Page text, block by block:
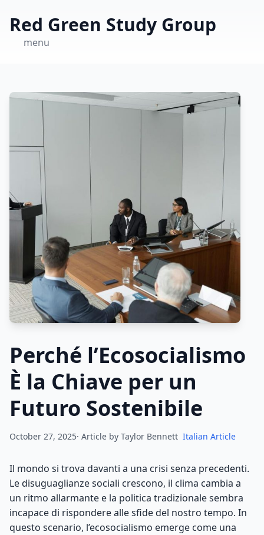
Red Green Study Group
menu
Perché l’Ecosocialismo
È la Chiave per un
Futuro Sostenibile
October 27, 2025· Article by Taylor Bennett Italian Article
Il mondo si trova davanti a una crisi senza precedenti.
Le disuguaglianze sociali crescono, il clima cambia a
un ritmo allarmante e la politica tradizionale sembra
incapace di rispondere alle sfide del nostro tempo. In
questo scenario, l’ecosocialismo emerge come una